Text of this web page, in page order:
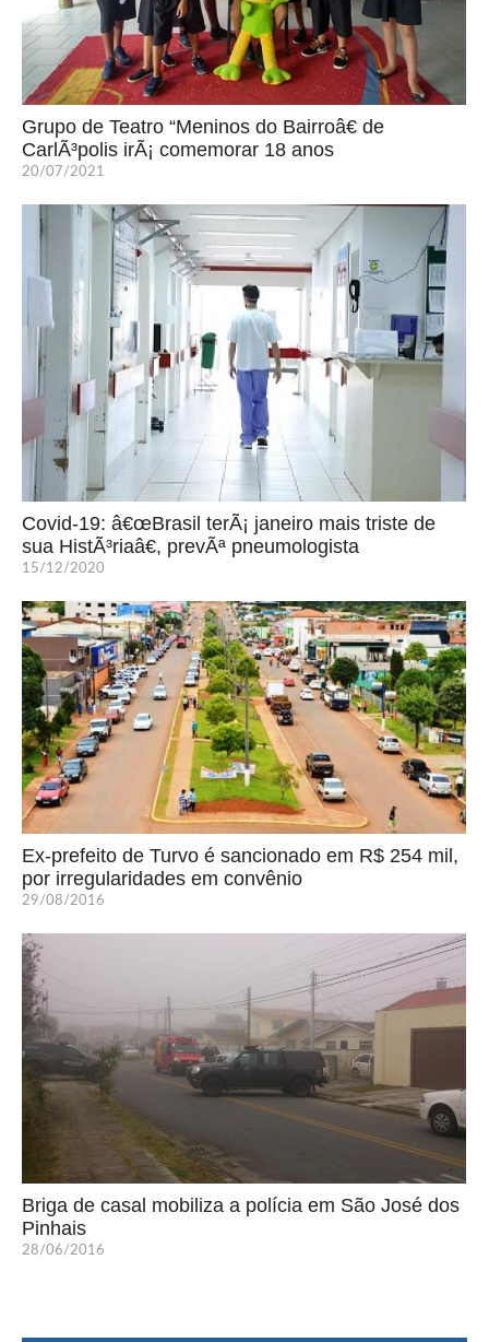
Grupo de Teatro “Meninos do Bairroâ€ de
CarlÃ³polis irÃ¡ comemorar 18 anos
20/07/2021
Covid-19: â€œBrasil terÃ¡ janeiro mais triste de
sua HistÃ³riaâ€, prevÃª pneumologista
15/12/2020
Ex-prefeito de Turvo é sancionado em R$ 254 mil,
por irregularidades em convênio
29/08/2016
Briga de casal mobiliza a polícia em São José dos
Pinhais
28/06/2016